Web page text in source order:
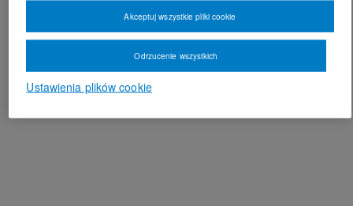
Ustawienia plików cookie
Odrzucenie wszystkich
Akceptuj wszystkie pliki cookie